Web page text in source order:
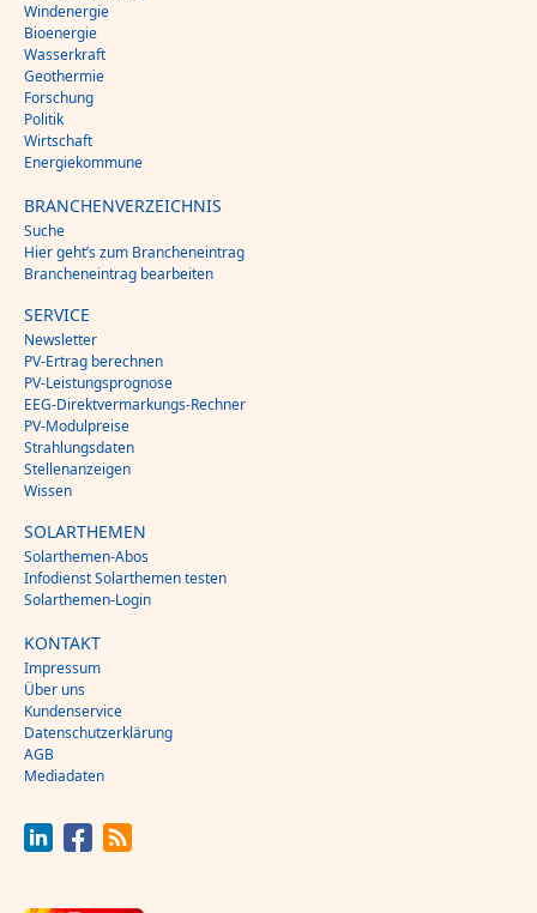
Windenergie
Bioenergie
Wasserkraft
Geothermie
Forschung
Politik
Wirtschaft
Energiekommune
BRANCHENVERZEICHNIS
Suche
Hier geht’s zum Brancheneintrag
Brancheneintrag bearbeiten
SERVICE
Newsletter
PV-Ertrag berechnen
PV-Leistungsprognose
EEG-Direktvermarkungs-Rechner
PV-Modulpreise
Strahlungsdaten
Stellenanzeigen
Wissen
SOLARTHEMEN
Solarthemen-Abos
Infodienst Solarthemen testen
Solarthemen-Login
KONTAKT
Impressum
Über uns
Kundenservice
Datenschutzerklärung
AGB
Mediadaten